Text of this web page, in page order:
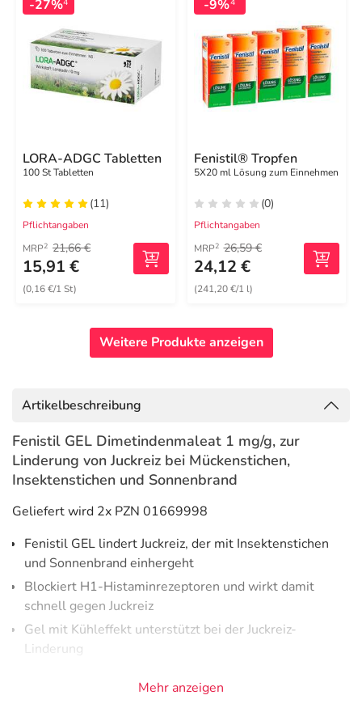
-27%
LORA-ADGC Tabletten
100 St Tabletten
(11)
Pflichtangaben
MRP2 21,66 €
15,91 €
(0,16 €/1 St)
-9%
Fenistil® Tropfen
5X20 ml Lösung zum Einnehmen
(0)
Pflichtangaben
MRP2 26,59 €
24,12 €
(241,20 €/1 l)
Weitere Produkte anzeigen
Artikelbeschreibung
Fenistil GEL Dimetindenmaleat 1 mg/g, zur
Linderung von Juckreiz bei Mückenstichen,
Insektenstichen und Sonnenbrand
Geliefert wird 2x PZN 01669998
Fenistil GEL lindert Juckreiz, der mit Insektenstichen
und Sonnenbrand einhergeht
Blockiert H1-Histaminrezeptoren und wirkt damit
schnell gegen Juckreiz
Gel mit Kühleffekt unterstützt bei der Juckreiz-
Linderung
Für die ganze Familie geeignet
Mehr anzeigen